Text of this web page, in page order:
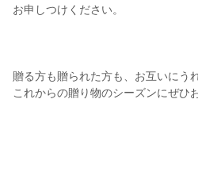
お申しつけください。
贈る方も贈られた方も、お互いにう
これからの贈り物のシーズンにぜひ